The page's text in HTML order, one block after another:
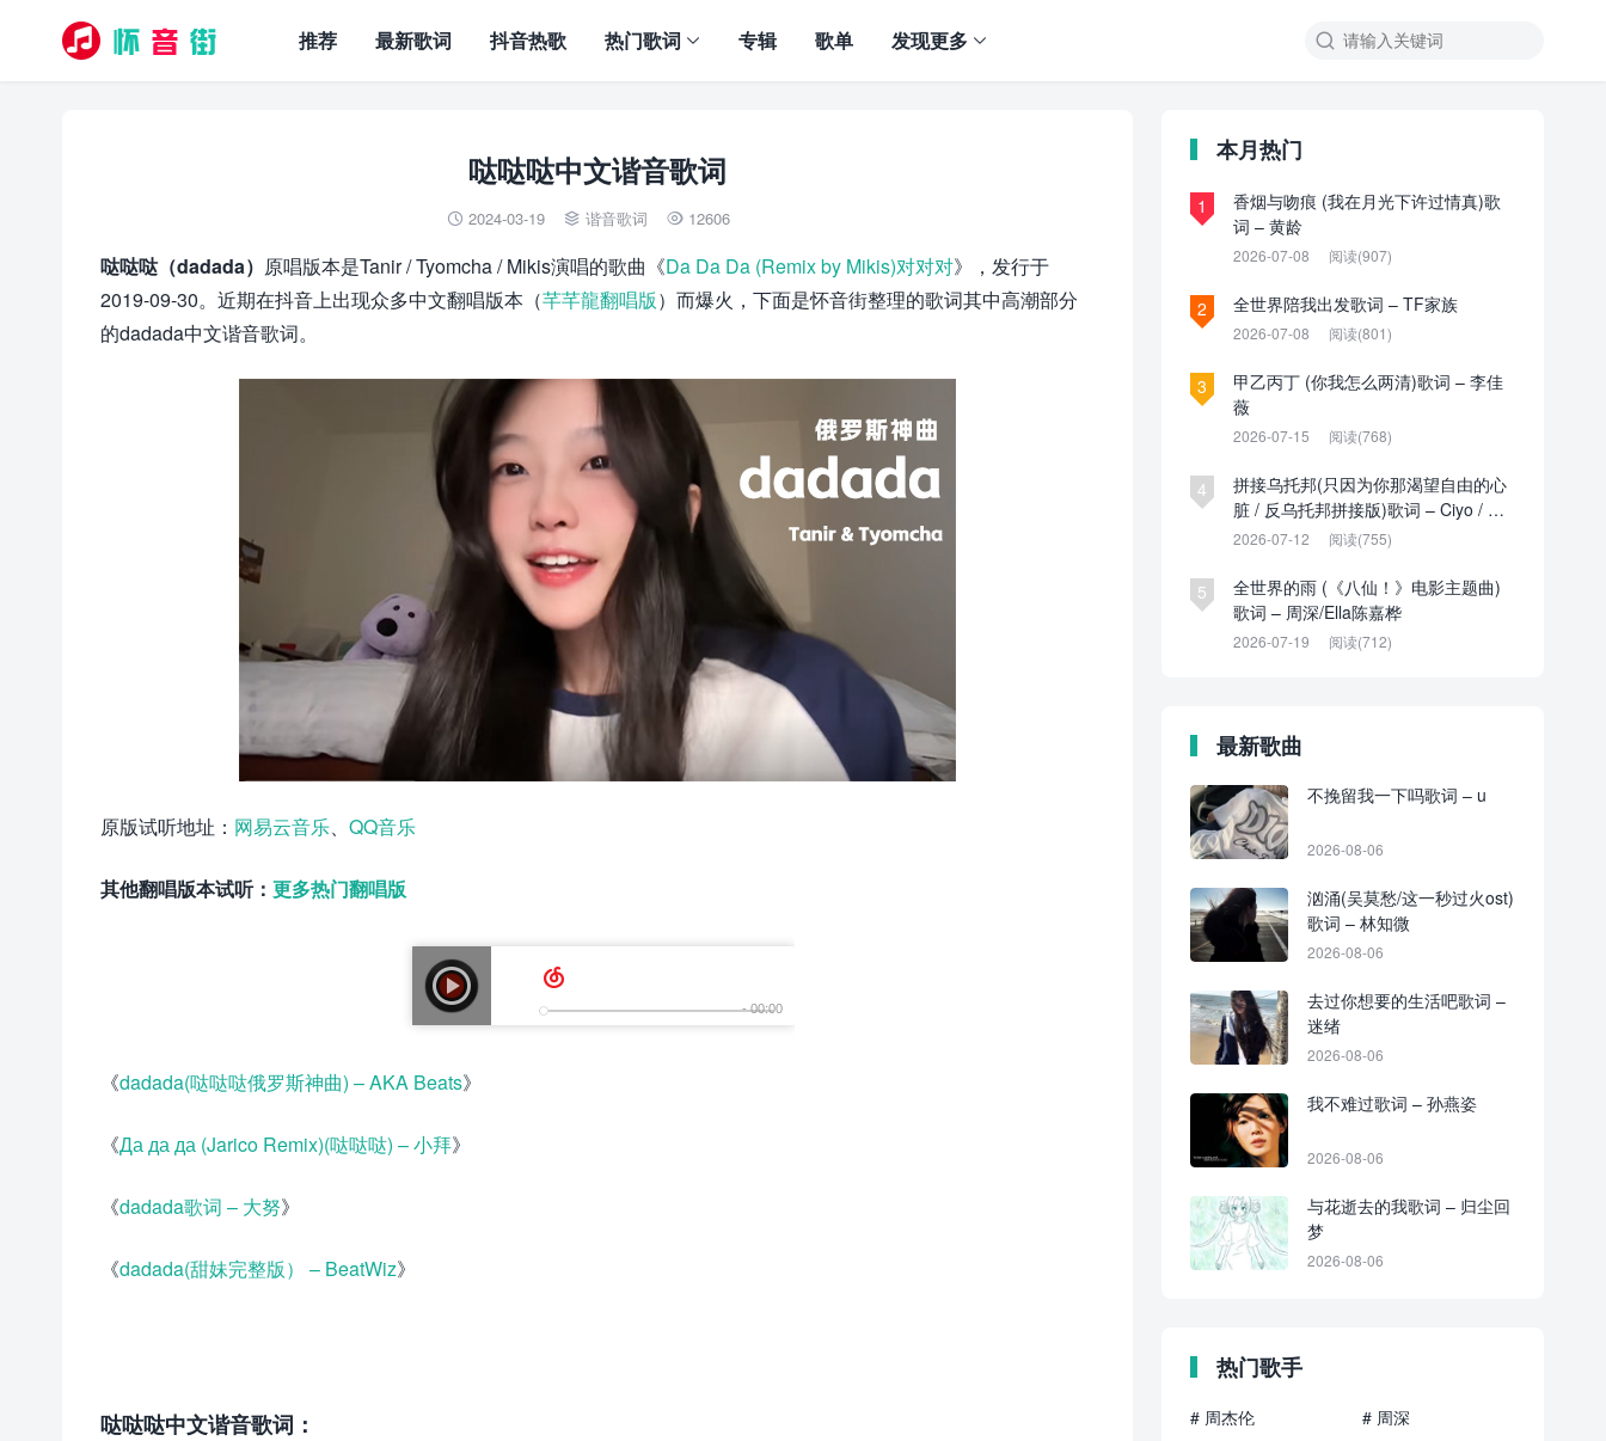

推荐 最新歌词 抖音热歌 热门歌词 专辑 歌单 发现更多
哒哒哒中文谐音歌词
 2024-03-19  谐音歌词  12606
哒哒哒（dadada） 原唱版本是Tanir / Tyomcha / Mikis演唱的歌曲《Da Da Da (Remix by Mikis)对对对》，发行于
2019-09-30。近期在抖音上出现众多中文翻唱版本（芊芊龍翻唱版）而爆火，下面是怀音街整理的歌词其中高潮部分
的dadada中文谐音歌词。
原版试听地址： 网易云音乐、 QQ音乐
其他翻唱版本试听： 更多热门翻唱版
《dadada(哒哒哒俄罗斯神曲) – AKA Beats》
《Да да да (Jarico Remix)(哒哒哒) – 小拜》
《dadada歌词 – 大努》
《dadada(甜妹完整版） – BeatWiz》
哒哒哒中文谐音歌词：
本月热门
1
香烟与吻痕 (我在月光下许过情真)歌
词 – 黄龄
2026-07-08 阅读(907)
2 全世界陪我出发歌词 – TF家族
2026-07-08 阅读(801)
3
甲乙丙丁 (你我怎么两清)歌词 – 李佳
薇
2026-07-15 阅读(768)
4
拼接乌托邦(只因为你那渴望自由的心
脏 / 反乌托邦拼接版)歌词 – Ciyo / 见
过夏天P / 乌托邦P
2026-07-12 阅读(755)
5
全世界的雨 (《八仙！》电影主题曲)
歌词 – 周深/Ella陈嘉桦
2026-07-19 阅读(712)
最新歌曲
不挽留我一下吗歌词 – u
2026-08-06
汹涌(吴莫愁/这一秒过火ost)
歌词 – 林知微
2026-08-06
去过你想要的生活吧歌词 –
迷绪
2026-08-06
我不难过歌词 – 孙燕姿
2026-08-06
与花逝去的我歌词 – 归尘回
梦
2026-08-06
热门歌手
# 周杰伦
# 周深